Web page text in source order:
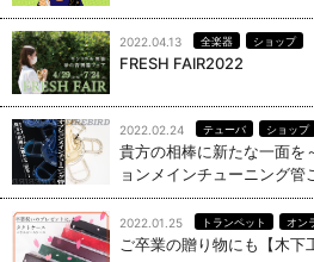
2022.04.13 全楽器 ショップ
FRESH FAIR2022
2022.02.24 テューバ ショップ
貴方の相棒に新たな一面を
ョンメインチューニング管
2022.01.25 トランペット オン
ご卒業の贈り物にも【木下